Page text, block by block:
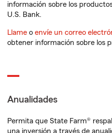
información sobre los
U.S. Bank.
Llame o envíe un correo
obtener información sobre los
Anualidades
Permita que State Farm®
una inversión a través de